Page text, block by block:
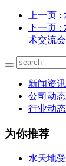
上一页 :
下一页 :
术交流会
新闻资讯
公司动态
行业动态
为你推荐
水天地